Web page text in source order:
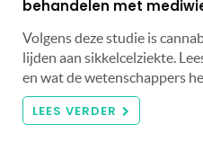
behandelen met
Volgens deze studie is
lijden aan sikkelcelziekte.
en wat de wetenschappers
LEES VERDER